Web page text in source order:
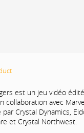
est un jeu vidéo
collaboration avec
Crystal Dynamics,
et Crystal Northwest.